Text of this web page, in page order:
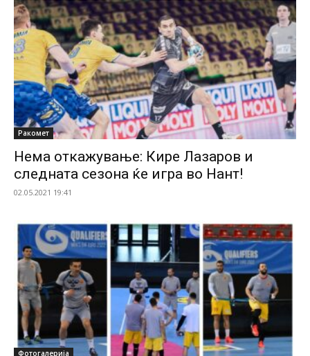
Ракомет
Нема откажување: Кире Лазаров и
следната сезона ќе игра во Нант!
02.05.2021 19:41
Фотогалерија